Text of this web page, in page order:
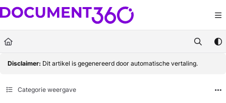
Documentation Index
Fetch the complete documentation index at:https://docs.document360.com/
Use this file to discover all available pages before exploring further.
Disclaimer: Dit artikel is gegenereerd door automatische vertaling.
Categorie weergave